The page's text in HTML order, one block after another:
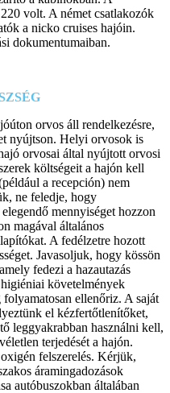
volt. A német csatlakozók
a nicko cruises hajóin.
dokumentumaiban.
orvos áll rendelkezésre,
nyújtson. Helyi orvosok is
orvosai által nyújtott orvosi
költségeit a hajón kell
a recepción) nem
ne feledje, hogy
mennyiséget hozzon
magával általános
A fedélzetre hozott
Javasoljuk, hogy kössön
fedezi a hazautazás
követelmények
ellenőriz. A saját
el kézfertőtlenítőket,
leggyakrabban használni kell,
terjedését a hajón.
felszerelés. Kérjük,
áramingadozások
autóbuszokban általában